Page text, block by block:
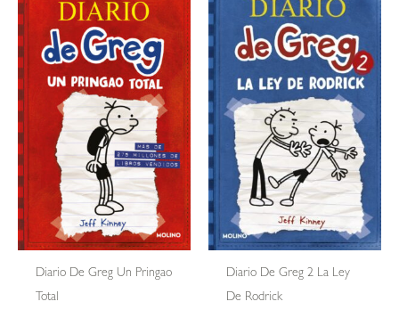
Diario De Greg Un Pringao
Total
Diario De Greg 2 La Ley
De Rodrick